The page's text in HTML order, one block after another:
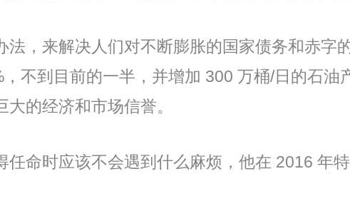
法，来解决人们对不断膨胀的国家债务和赤字
不到目前的一半，并增加 300 万桶/日的石油
的经济和市场信誉。
任命时应该不会遇到什么麻烦，他在 2016 年